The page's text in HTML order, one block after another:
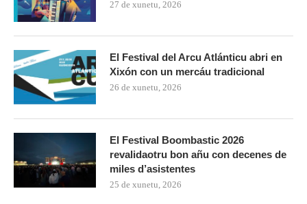
27 de xunetu, 2026
El Festival del Arcu Atlánticu abri en
Xixón con un mercáu tradicional
26 de xunetu, 2026
El Festival Boombastic 2026
revalidaotru bon añu con decenes de
miles d’asistentes
25 de xunetu, 2026